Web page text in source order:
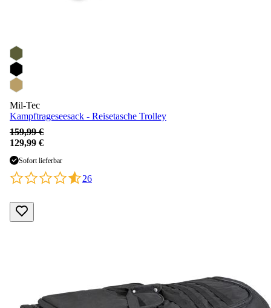
Mil-Tec
Kampftrageseesack - Reisetasche Trolley
159,99 €
129,99 €
Sofort lieferbar
26